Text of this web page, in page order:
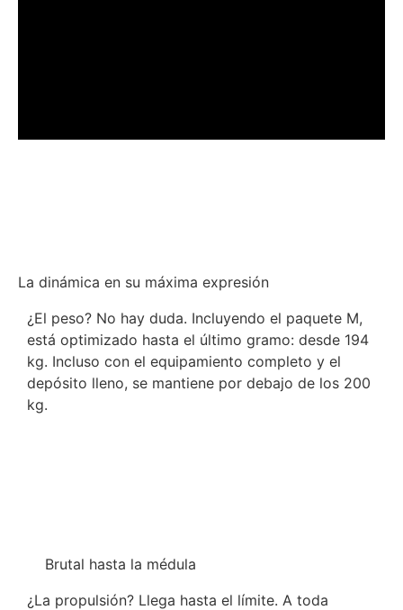
La dinámica en su máxima expresión
¿El peso? No hay duda. Incluyendo el paquete M,
está optimizado hasta el último gramo: desde 194
kg. Incluso con el equipamiento completo y el
depósito lleno, se mantiene por debajo de los 200
kg.
Brutal hasta la médula
¿La propulsión? Llega hasta el límite. A toda